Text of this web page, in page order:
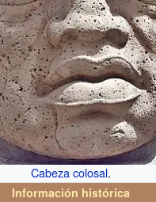
Cabeza colosal.
Información histórica